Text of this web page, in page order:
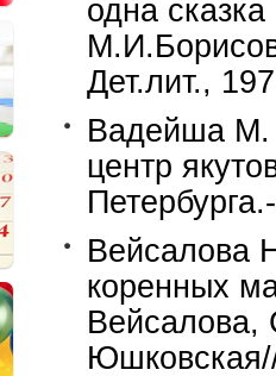
одна
Дет.лит.,
Вадейша М.
центр
Вейсалова
коренных
Вейсалова,